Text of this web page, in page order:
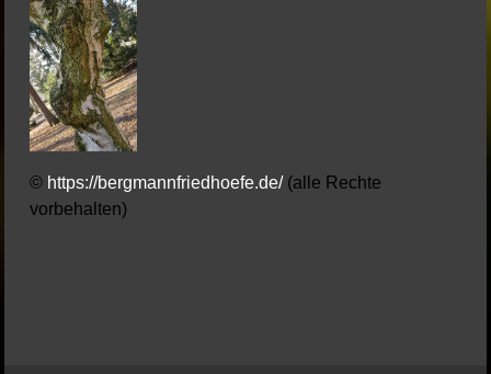
© https://bergmannfriedhoefe.de/(alle Rechte
vorbehalten)